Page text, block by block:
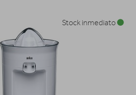
Stock inmediato